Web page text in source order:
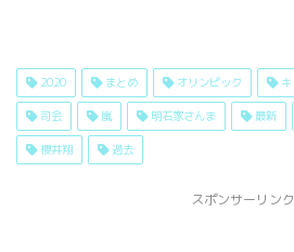
2020 まとめ オリンピック キ
司会 嵐 明石家さんま 最新
櫻井翔 過去
スポンサーリンク